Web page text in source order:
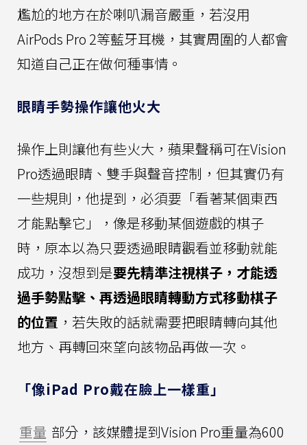
尷尬的地方在於喇叭漏音嚴重，若沒用
AirPods Pro 2等藍牙耳機，其實周圍的人都會
知道自己正在做何種事情。
眼睛手勢操作讓他火大
操作上則讓他有些火大，蘋果聲稱可在Vision
Pro透過眼睛、雙手與聲音控制，但其實仍有
一些規則，他提到，必須要「看著某個東西
才能點擊它」，像是移動某個遊戲的棋子
時，原本以為只要透過眼睛觀看並移動就能
成功，沒想到是要先精準注視棋子，才能透
過手勢點擊、再透過眼睛轉動方式移動棋子
的位置 ，若失敗的話就需要把眼睛轉向其他
地方、再轉回來望向該物品再做一次。
「像iPad Pro戴在臉上一樣重」
重量 部分，該媒體提到Vision Pro重量為600